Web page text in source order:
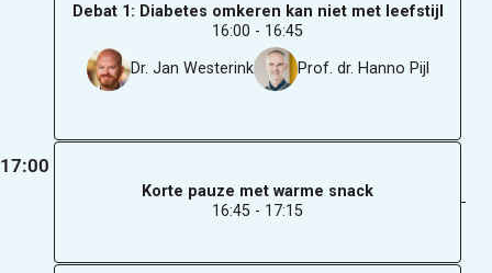
17:00
Debat 1: Diabetes omkeren kan niet met leefstijl
16:00 - 16:45
Dr. Jan Westerink
Prof. dr. Hanno Pijl
Korte pauze met warme snack
16:45 - 17:15